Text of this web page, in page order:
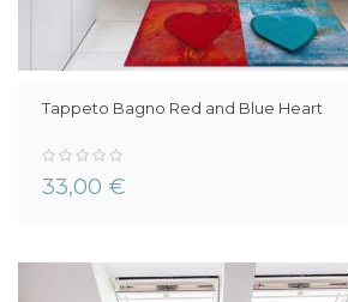
Tappeto Bagno Red and Blue Heart
0%
33,00 €